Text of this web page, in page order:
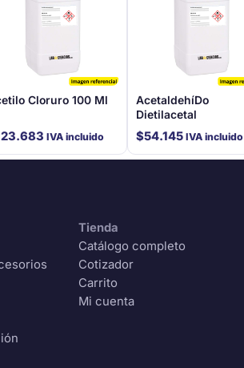
Cloruro 100 Ml
IVA incluido
Acetaldehí­Do
Dietilacetal
$54.145 IVA incluido
Tienda
Catálogo completo
Cotizador
Carrito
Mi cuenta